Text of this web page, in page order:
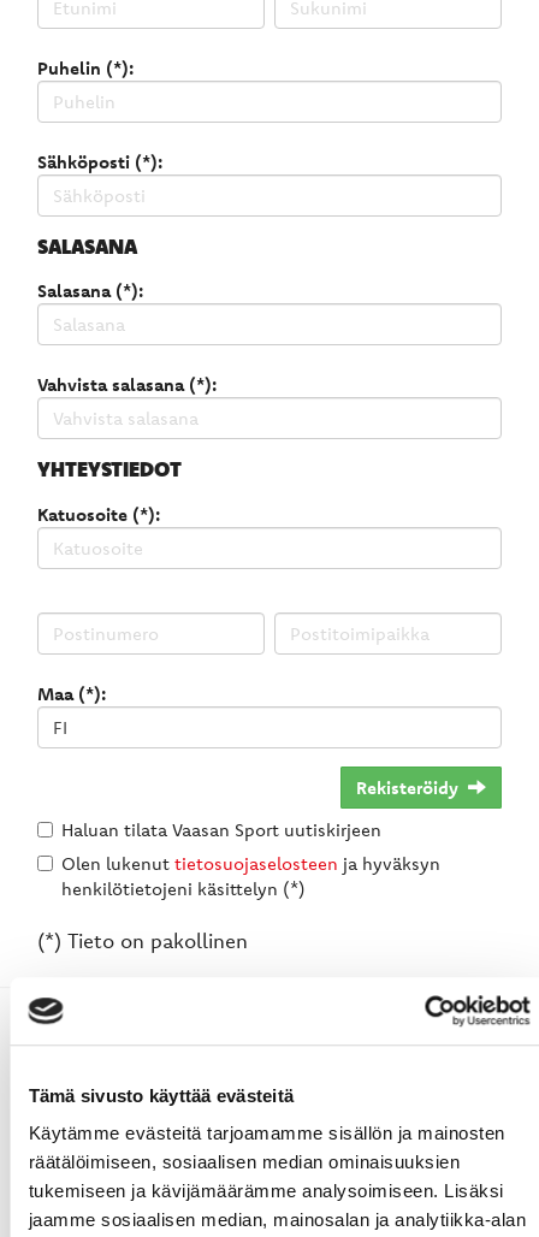
Tämä sivusto käyttää evästeitä
Käytämme evästeitä tarjoamamme sisällön ja mainosten
räätälöimiseen, sosiaalisen median ominaisuuksien
tukemiseen ja kävijämäärämme analysoimiseen. Lisäksi
jaamme sosiaalisen median, mainosalan ja analytiikka-alan
Puhelin (*):
Sähköposti (*):
SALASANA
Salasana (*):
Vahvista salasana (*):
YHTEYSTIEDOT
Katuosoite (*):
Maa (*):
Rekisteröidy
Haluan tilata Vaasan Sport uutiskirjeen
Olen lukenut tietosuojaselosteen ja hyväksyn
henkilötietojeni käsittelyn (*)
(*) Tieto on pakollinen